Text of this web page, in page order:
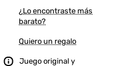
¿Lo encontraste más
barato?
Quiero un regalo
Juego original y